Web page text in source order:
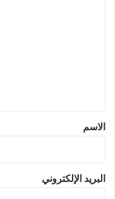
*
الاسم
البريد الإلكتروني